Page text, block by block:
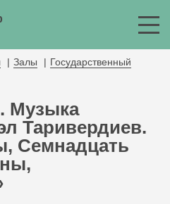
Залы
Государственный
Музыка
Таривердиев.
Семнадцать